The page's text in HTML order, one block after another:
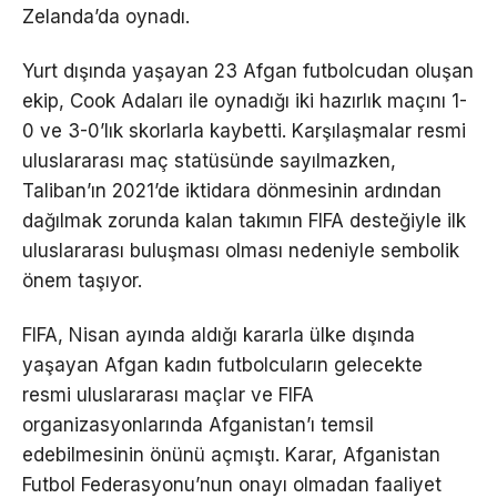
Zelanda’da oynadı.
Yurt dışında yaşayan 23 Afgan futbolcudan oluşan
ekip, Cook Adaları ile oynadığı iki hazırlık maçını 1-
0 ve 3-0’lık skorlarla kaybetti. Karşılaşmalar resmi
uluslararası maç statüsünde sayılmazken,
Taliban’ın 2021’de iktidara dönmesinin ardından
dağılmak zorunda kalan takımın FIFA desteğiyle ilk
uluslararası buluşması olması nedeniyle sembolik
önem taşıyor.
FIFA, Nisan ayında aldığı kararla ülke dışında
yaşayan Afgan kadın futbolcuların gelecekte
resmi uluslararası maçlar ve FIFA
organizasyonlarında Afganistan’ı temsil
edebilmesinin önünü açmıştı. Karar, Afganistan
Futbol Federasyonu’nun onayı olmadan faaliyet